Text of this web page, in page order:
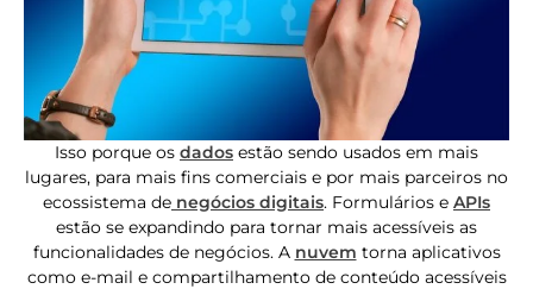
Isso porque os dados estão sendo usados ​​em mais
lugares, para mais fins comerciais e por mais parceiros no
ecossistema de negócios digitais. Formulários e APIs
estão se expandindo para tornar mais acessíveis as
funcionalidades de negócios. A nuvem torna aplicativos
como e-mail e compartilhamento de conteúdo acessíveis